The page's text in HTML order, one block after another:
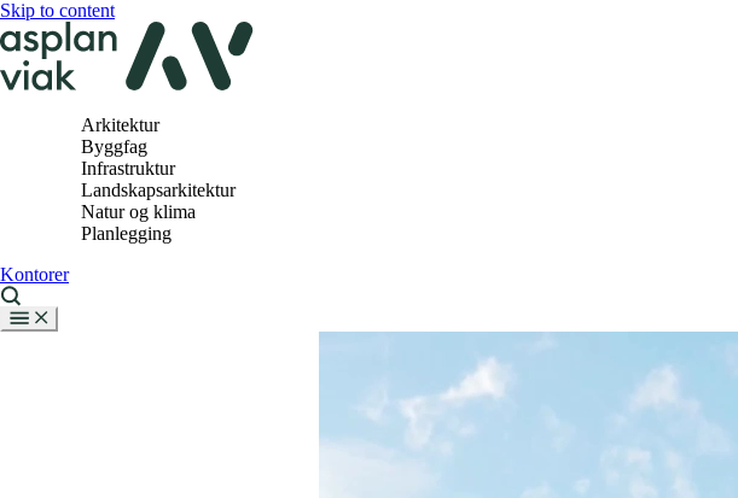
Skip to content
Arkitektur
Byggfag
Infrastruktur
Landskapsarkitektur
Natur og klima
Planlegging
Kontorer